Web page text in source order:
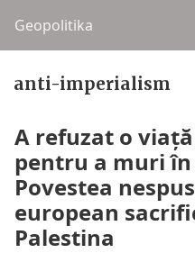
Geopolitika
anti-imperialism
A refuzat o
pentru a muri
Povestea
european
Palestina